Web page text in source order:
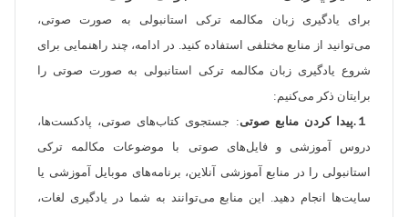
برای یادگیری زبان مکالمه ترکی استانبولی به صورت صوتی،
می‌توانید از منابع مختلفی استفاده کنید. در ادامه، چند راهنمایی برای
شروع یادگیری زبان مکالمه ترکی استانبولی به صورت صوتی را
برایتان ذکر می‌کنیم:
１.پیدا کردن منابع صوتی
: جستجوی کتاب‌های صوتی، پادکست‌ها،
دروس آموزشی و فایل‌های صوتی با موضوعات مکالمه ترکی
استانبولی را در منابع آموزشی آنلاین، برنامه‌های موبایل آموزشی یا
سایت‌ها انجام دهید. این منابع می‌توانند به شما در یادگیری لغات،